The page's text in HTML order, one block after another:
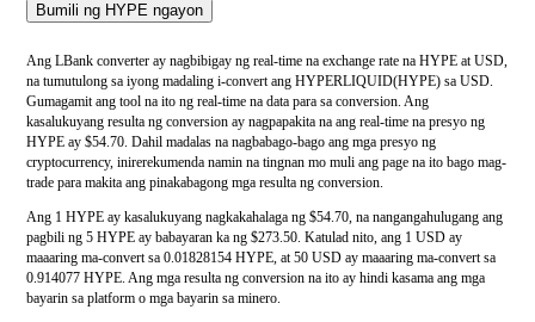
Bumili ng HYPE ngayon
Ang LBank converter ay nagbibigay ng real-time na exchange rate na HYPE at USD,
na tumutulong sa iyong madaling i-convert ang HYPERLIQUID(HYPE) sa USD.
Gumagamit ang tool na ito ng real-time na data para sa conversion. Ang
kasalukuyang resulta ng conversion ay nagpapakita na ang real-time na presyo ng
HYPE ay $54.70. Dahil madalas na nagbabago-bago ang mga presyo ng
cryptocurrency, inirerekumenda namin na tingnan mo muli ang page na ito bago mag-
trade para makita ang pinakabagong mga resulta ng conversion.
Ang 1 HYPE ay kasalukuyang nagkakahalaga ng $54.70, na nangangahulugang ang
pagbili ng 5 HYPE ay babayaran ka ng $273.50. Katulad nito, ang 1 USD ay
maaaring ma-convert sa 0.01828154 HYPE, at 50 USD ay maaaring ma-convert sa
0.914077 HYPE. Ang mga resulta ng conversion na ito ay hindi kasama ang mga
bayarin sa platform o mga bayarin sa minero.